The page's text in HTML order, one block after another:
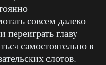
совсем далеко
главу
самостоятельно в
слотов.